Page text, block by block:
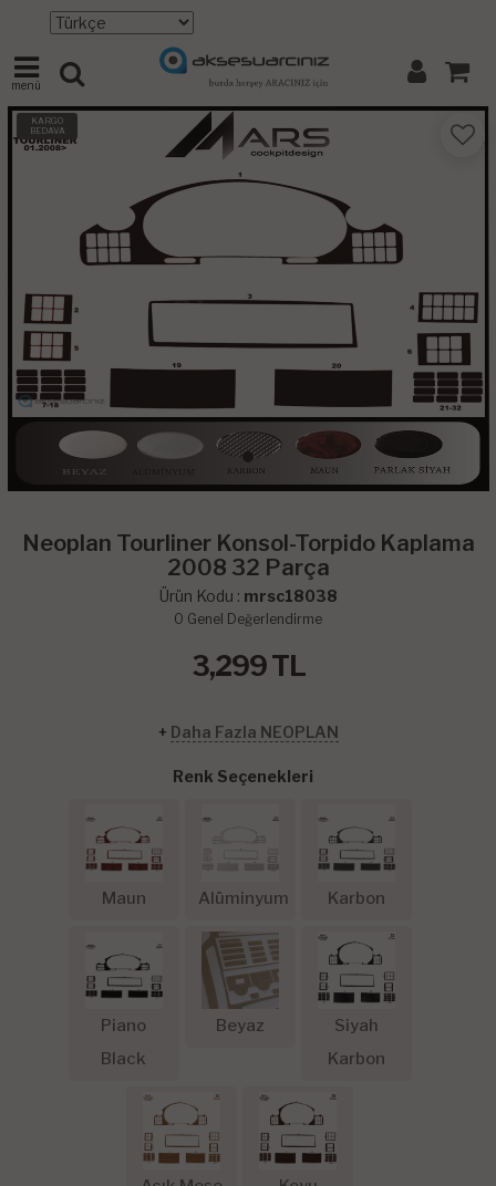
menü
KARGO
BEDAVA
Neoplan Tourliner Konsol-Torpido Kaplama
2008 32 Parça
Ürün Kodu : mrsc18038
0 Genel Değerlendirme
3,299TL
+ Daha Fazla NEOPLAN
Renk Seçenekleri
Maun Alüminyum Karbon
Piano
Black
Beyaz
Siyah
Karbon